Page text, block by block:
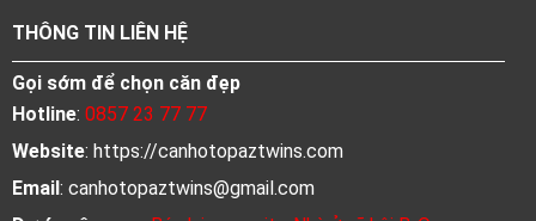
THÔNG TIN LIÊN HỆ
Gọi sớm để chọn căn đẹp
Hotline: 0857 23 77 77
Website: https://canhotopaztwins.com
Email: canhotopaztwins@gmail.com